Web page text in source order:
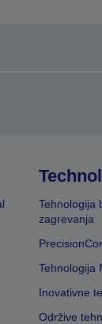
Tehnologija
zagrevanja
Tehnologija
Inovativne
Održive